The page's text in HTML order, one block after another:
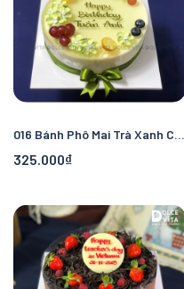
016 Bánh Phô Mai Trà Xanh Chanh Tươi – Vị Chua Ngọt Thanh Mát
325.000₫